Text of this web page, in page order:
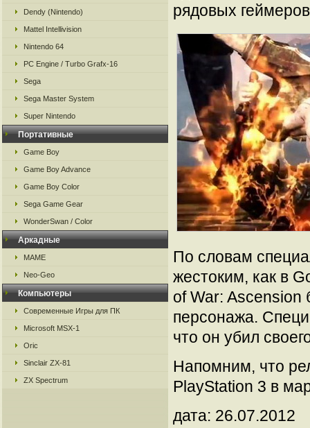
Dendy (Nintendo)
Mattel Intellivision
Nintendo 64
PC Engine / Turbo Grafx-16
Sega
Sega Master System
Super Nintendo
Портативные
Game Boy
Game Boy Advance
Game Boy Color
Sega Game Gear
WonderSwan / Color
Аркадные
MAME
Neo-Geo
Компьютеры
Современные Игры для ПК
Microsoft MSX-1
Oric
Sinclair ZX-81
ZX Spectrum
рядовых
По словам
жестоким, как в
of War: Ascension
персонажа.
что он убил
Напомним, что
PlayStation 3 в
дата: 26.07.2012